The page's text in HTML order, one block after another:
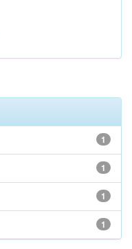
1
1
1
1